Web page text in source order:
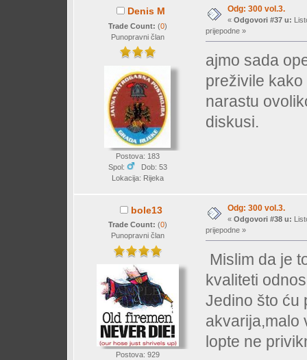
Denis M
Trade Count: (0)
Punopravni član
Postova: 183
Spol:
Dob: 53
Lokacija: Rijeka
Odg: 300 vol.3.
« Odgovori #37 u:
prijepodne »
ajmo sada
preživile
narastu
diskusi.
bole13
Trade Count: (0)
Punopravni član
Postova: 929
Odg: 300 vol.3.
« Odgovori #38 u:
prijepodne »
Mislim da je
kvaliteti
Jedino što ću
akvarija,malo
lopte ne